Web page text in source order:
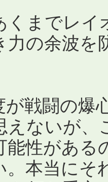
までレイ
力の余波を
戦闘の爆
えないが、
能性がある
。本当に